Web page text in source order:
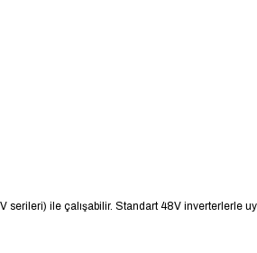
ile çalışabilir. Standart 48V inverterlerle